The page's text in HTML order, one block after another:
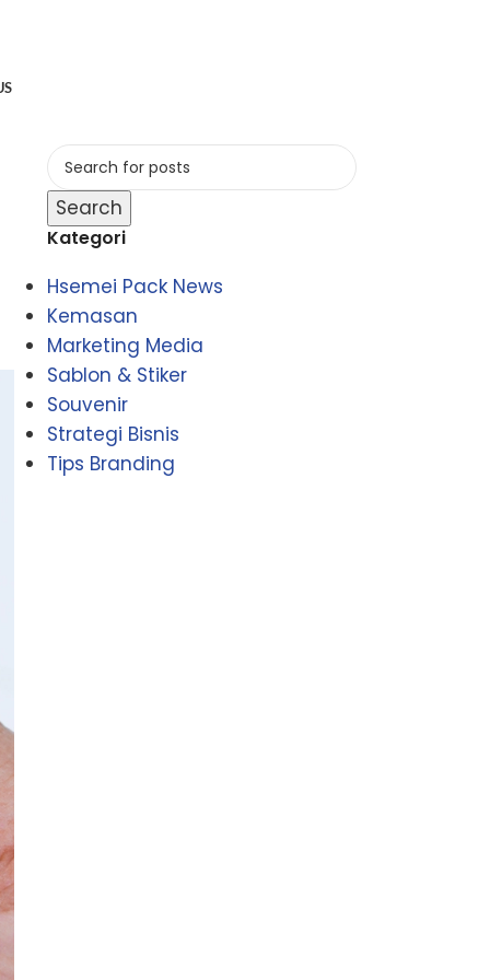
Search
Kategori
Hsemei Pack News
Kemasan
Marketing Media
Sablon & Stiker
Souvenir
Strategi Bisnis
Tips Branding